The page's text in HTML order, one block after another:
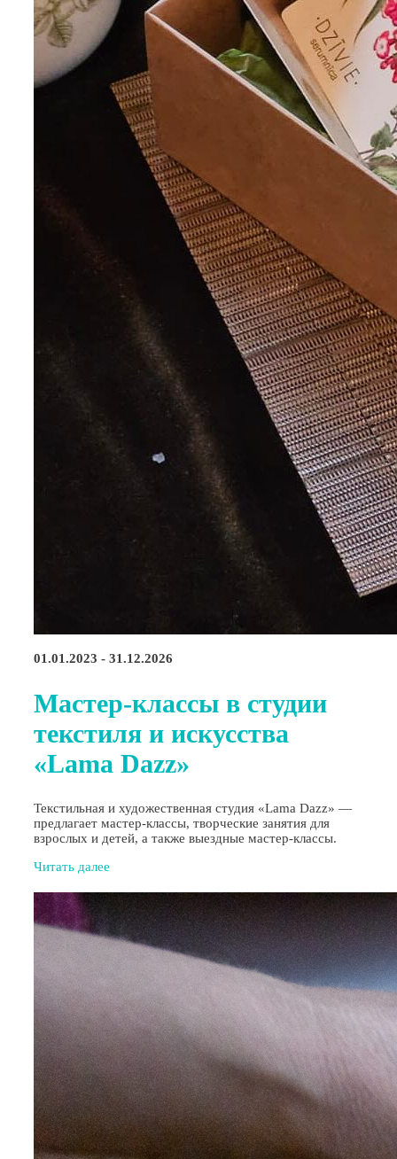
01.01.2023 - 31.12.2026
Мастер-классы в студии
текстиля и искусства
«Lama Dazz»
Текстильная и художественная студия «Lama Dazz» —
предлагает мастер-классы, творческие занятия для
взрослых и детей, а также выездные мастер-классы.
Читать далее